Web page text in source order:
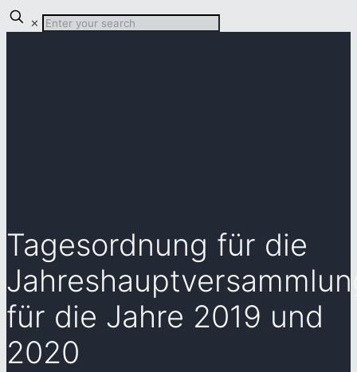
✕
Tagesordnung für die
für die Jahre 2019 und
2020